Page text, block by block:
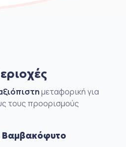
μεταφορική για
τους προορισμούς
Βαμβακόφυτο